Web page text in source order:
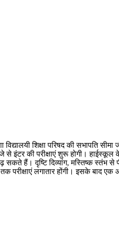
शिक्षा परिषद की सभापति
से इंटर की परीक्षाएं शुरू होगी।
हैं। दृष्टि दिव्यांग, मस्तिष्क स्तंभ से
परीक्षाएं लगातार होंगी। इसके